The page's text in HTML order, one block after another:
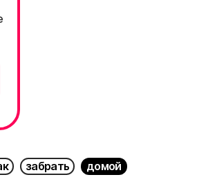
забрать домой